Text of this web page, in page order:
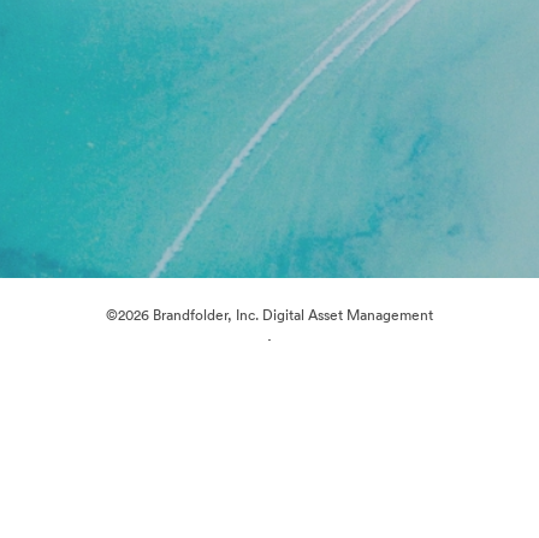
©2026 Brandfolder, Inc. Digital Asset Management
·